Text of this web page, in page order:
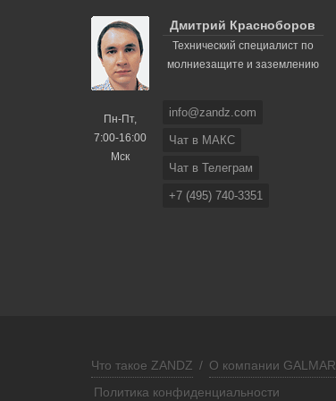
Пн-Пт,
7:00-16:00
Мск
Дмитрий Красноборов
Технический специалист по
молниезащите и заземлению
info@zandz.com
Чат в МАКС
Чат в Телеграм
+7 (495) 740-3351
Что такое ZANDZ / О компании GALMAR
Политика конфиденциальности